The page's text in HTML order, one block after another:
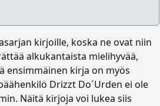
kirjoille, koska ne ovat niin
alkukantaista mielihyvää,
ensimmäinen kirja on myös
Drizzt Do´Urden ei ole
Näitä kirjoja voi lukea siis